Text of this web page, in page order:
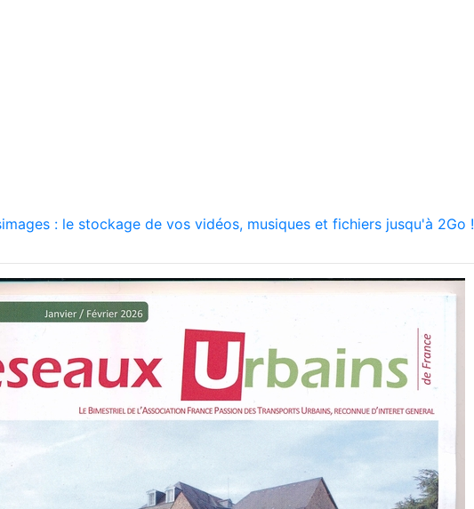
: le stockage de vos vidéos, musiques et fichiers jusqu'à 2Go !